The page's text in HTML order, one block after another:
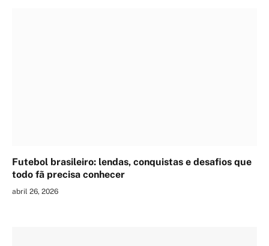
Futebol brasileiro: lendas, conquistas e desafios que
todo fã precisa conhecer
abril 26, 2026